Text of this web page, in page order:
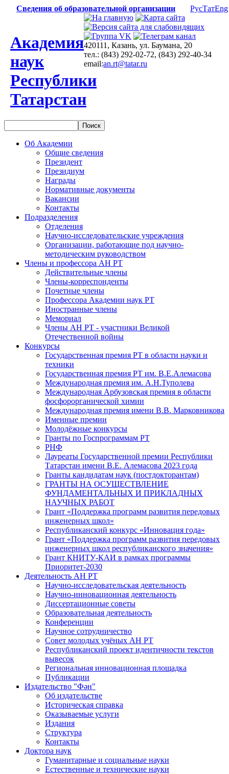
Сведения об образовательной организации РусТатEng
Академия
наук
Республики
Татарстан
420111, Казань, ул. Баумана, 20
тел.: (843) 292-02-72, (843) 292-40-34
email:an.rt@tatar.ru
Об Академии
Общие сведения
Президент
Президиум
Награды
Нормативные документы
Вакансии
Контакты
Подразделения
Отделения
Научно-исследовательские учреждения
Организации, работающие под научно-
методическим руководством
Члены и профессора АН РТ
Действительные члены
Члены-корреспонденты
Почетные члены
Профессора Академии наук РТ
Иностранные члены
Мемориал
Члены АН РТ - участники Великой
Отечественной войны
Конкурсы
Государственная премия РТ в области науки и
техники
Государственная премия РТ им. В.Е.Алемасова
Международная премия им. А.Н.Туполева
Международная Арбузовская премия в области
фосфорорганической химии
Международная премия имени В.В. Марковникова
Именные премии
Молодёжные конкурсы
Гранты по Госпрограммам РТ
РНФ
Лауреаты Государственной премии Республики
Татарстан имени В.Е. Алемасова 2023 года
Гранты кандидатам наук (постдокторантам)
ГРАНТЫ НА ОСУЩЕСТВЛЕНИЕ
ФУНДАМЕНТАЛЬНЫХ И ПРИКЛАДНЫХ
НАУЧНЫХ РАБОТ
Грант «Поддержка программ развития передовых
инженерных школ»
Республиканский конкурс «Инновация года»
Грант «Поддержка программ развития передовых
инженерных школ республиканского значения»
Грант КНИТУ-КАИ в рамках программы
Приоритет-2030
Деятельность АН РТ
Научно-исследовательская деятельность
Научно-инновационная деятельность
Диссертационные советы
Образовательная деятельность
Конференции
Научное сотрудничество
Совет молодых учёных АН РТ
Республиканский проект идентичности текстов
вывесок
Региональная инновационная площадка
Публикации
Издательство "Фән"
Об издательстве
Историческая справка
Оказываемые услуги
Издания
Структура
Контакты
Доктора наук
Гуманитарные и социальные науки
Естественные и технические науки